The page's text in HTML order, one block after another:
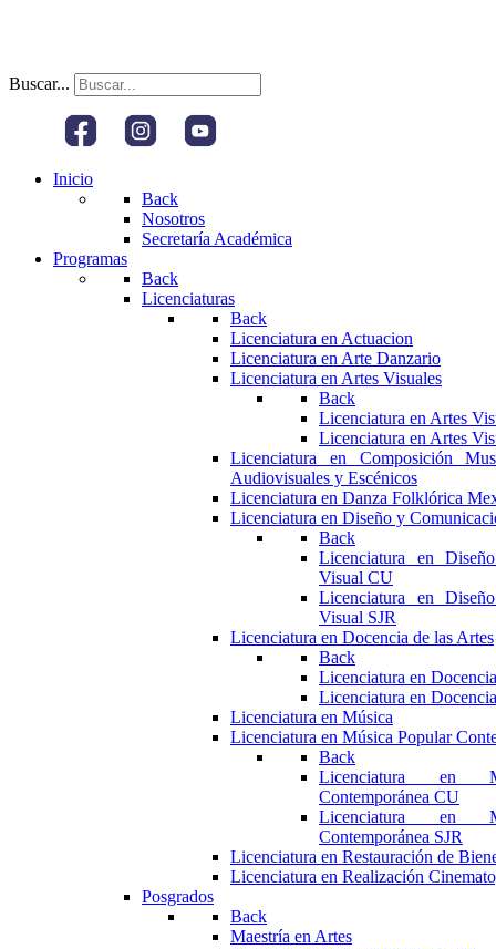
Buscar...
Inicio
Back
Nosotros
Secretaría Académica
Programas
Back
Licenciaturas
Back
Licenciatura en Actuacion
Licenciatura en Arte Danzario
Licenciatura en Artes Visuales
Back
Licenciatura en Artes
Licenciatura en Artes
Licenciatura en Composición
Audiovisuales y Escénicos
Licenciatura en Danza Folklórica
Licenciatura en Diseño y
Back
Licenciatura en
Visual CU
Licenciatura en
Visual SJR
Licenciatura en Docencia de las Artes
Back
Licenciatura en
Licenciatura en
Licenciatura en Música
Licenciatura en Música Popular
Back
Licenciatura en
Contemporánea CU
Licenciatura en
Contemporánea SJR
Licenciatura en Restauración de
Licenciatura en Realización
Posgrados
Back
Maestría en Artes